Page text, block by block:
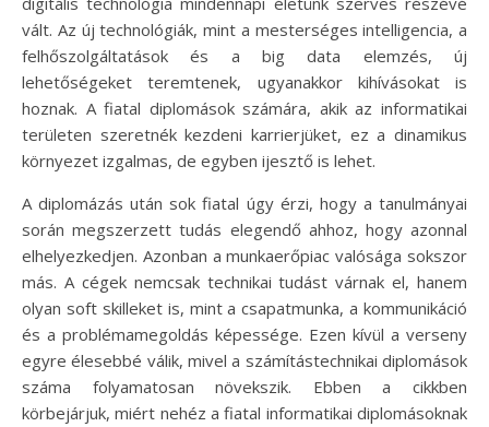
vált. Az új technológiák, mint a mesterséges intelligencia, a
felhőszolgáltatások és a big data elemzés, új
lehetőségeket teremtenek, ugyanakkor kihívásokat is
hoznak. A fiatal diplomások számára, akik az informatikai
területen szeretnék kezdeni karrierjüket, ez a dinamikus
környezet izgalmas, de egyben ijesztő is lehet.
A diplomázás után sok fiatal úgy érzi, hogy a tanulmányai
során megszerzett tudás elegendő ahhoz, hogy azonnal
elhelyezkedjen. Azonban a munkaerőpiac valósága sokszor
más. A cégek nemcsak technikai tudást várnak el, hanem
olyan soft skilleket is, mint a csapatmunka, a kommunikáció
és a problémamegoldás képessége. Ezen kívül a verseny
egyre élesebbé válik, mivel a számítástechnikai diplomások
száma folyamatosan növekszik. Ebben a cikkben
körbejárjuk, miért nehéz a fiatal informatikai diplomásoknak